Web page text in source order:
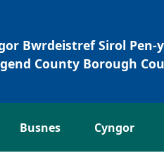
Bwrdeistref Sirol
County Borough
Busnes Cyngor